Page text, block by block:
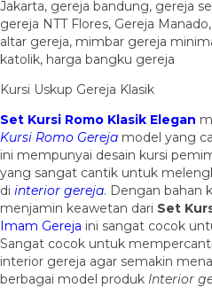
Kursi Uskup Gereja Klasik
Set Kursi Romo Klasik Elegan
Kursi Romo Gereja model yang
ini mempunyai desain kursi
yang sangat cantik untuk
di interior gereja. Dengan bahan
menjamin keawetan dari Set
Imam Gereja ini sangat cocok
Sangat cocok untuk
interior gereja agar semakin
berbagai model produk Interior